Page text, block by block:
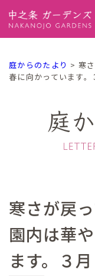
庭からのたより >寒
春に向かっています
庭
寒さが戻
園内は華
ます。３